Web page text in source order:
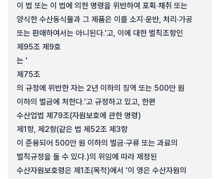
이 법 또는 이 법에 의한 명령을 위반하여 포획·채취 또는
양식한 수산동식물과 그 제품은 이를 소지·운반, 처리·가공
또는 판매하여서는 아니된다.'고, 이에 대한 벌칙조항인
제95조 제9호
는 '
제75조
의 규정에 위반한 자는 2년 이하의 징역 또는 500만 원
이하의 벌금에 처한다.'고 규정하고 있고, 한편
수산업법 제79조(자원보호에 관한 명령)
제1항, 제2항(같은 법 제52조 제3항
이 준용되어 500만 원 이하의 벌금·구류 또는 과료의
벌칙규정을 둘 수 있다.)의 위임에 따라 제정된
수산자원보호령은 제1조(목적)에서 '이 영은 수산자원의